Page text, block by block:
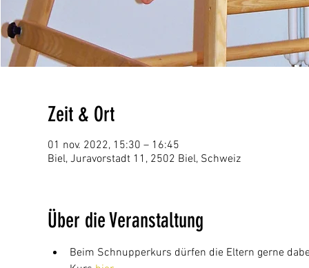
Zeit & Ort
01 nov. 2022, 15:30 – 16:45
Biel, Juravorstadt 11, 2502 Biel, Schweiz
Über die Veranstaltung
Beim Schnupperkurs dürfen die Eltern gerne